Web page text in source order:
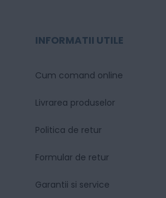
INFORMATII UTILE
Cum comand online
Livrarea produselor
Politica de retur
Formular de retur
Garantii si service